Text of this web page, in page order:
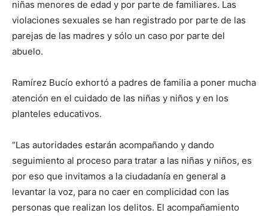
niñas menores de edad y por parte de familiares. Las
violaciones sexuales se han registrado por parte de las
parejas de las madres y sólo un caso por parte del
abuelo.
Ramírez Bucío exhortó a padres de familia a poner mucha
atención en el cuidado de las niñas y niños y en los
planteles educativos.
“Las autoridades estarán acompañando y dando
seguimiento al proceso para tratar a las niñas y niños, es
por eso que invitamos a la ciudadanía en general a
levantar la voz, para no caer en complicidad con las
personas que realizan los delitos. El acompañamiento